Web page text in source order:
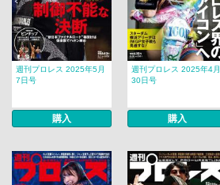
週刊プロレス 2025年5月
7日号
購入
週刊プロレス 2025年4月
30日号
購入